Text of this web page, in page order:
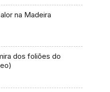
na Madeira
dos foliões do